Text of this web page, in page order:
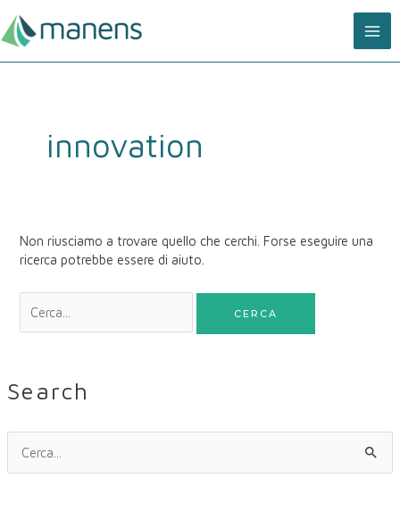
al
contenuto
Search
innovation
Non riusciamo a trovare quello che cerchi. Forse eseguire una
ricerca potrebbe essere di aiuto.